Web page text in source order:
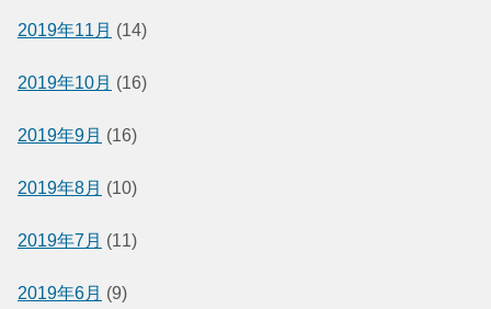
2019年11月 (14)
2019年10月 (16)
2019年9月 (16)
2019年8月 (10)
2019年7月 (11)
2019年6月 (9)